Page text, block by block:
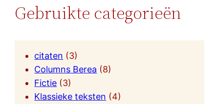
Gebruikte categorieën
citaten (3)
Columns Berea (8)
Fictie (3)
Klassieke teksten (4)